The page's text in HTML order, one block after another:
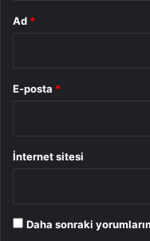
Ad *
E-posta *
İnternet sitesi
Daha sonraki